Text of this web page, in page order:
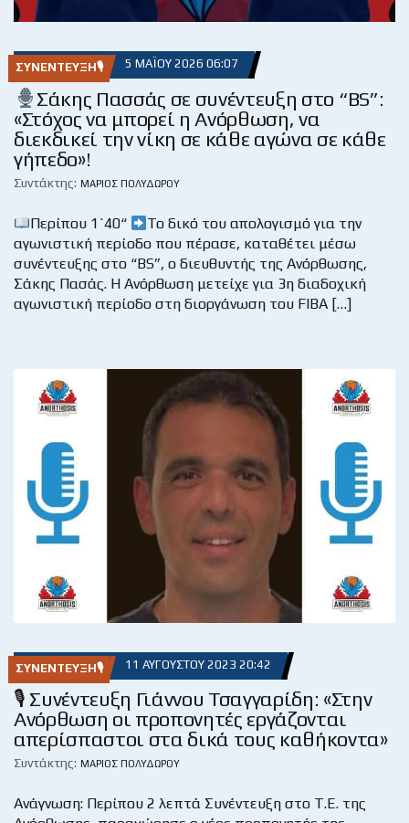
ΣΥΝΈΝΤΕΥΞΗ🎙 5 ΜΑΪ́ΟΥ 2026 06:07
Σάκης Πασσάς σε συνέντευξη στο “BS”:
«Στόχος να μπορεί η Ανόρθωση, να
διεκδικεί την νίκη σε κάθε αγώνα σε κάθε
γήπεδο»!
Συντάκτης: ΜΆΡΙΟΣ ΠΟΛΥΔΏΡΟΥ
Περίπου 1`40“
Το δικό του απολογισμό για την
αγωνιστική περίοδο που πέρασε, καταθέτει μέσω
συνέντευξης στο “BS”, ο διευθυντής της Ανόρθωσης,
Σάκης Πασάς. Η Ανόρθωση μετείχε για 3η διαδοχική
αγωνιστική περίοδο στη διοργάνωση του FIBA […]
ΣΥΝΈΝΤΕΥΞΗ🎙 11 ΑΥΓΟΎΣΤΟΥ 2023 20:42
🎙 Συνέντευξη Γιάννου Τσαγγαρίδη: «Στην
Ανόρθωση οι προπονητές εργάζονται
απερίσπαστοι στα δικά τους καθήκοντα»
Συντάκτης: ΜΆΡΙΟΣ ΠΟΛΥΔΏΡΟΥ
Ανάγνωση: Περίπου 2 λεπτά Συνέντευξη στο Τ.Ε. της